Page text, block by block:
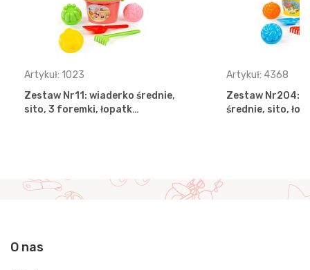
Artykuł: 1023
Zestaw Nr11: wiaderko średnie,
sito, 3 foremki, łopatk…
Artykuł: 4368
Zestaw Nr204:
średnie, sito,
O nas